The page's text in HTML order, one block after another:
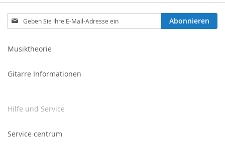
Melden
Sie
für
an:
Abonnieren
Musiktheorie
Gitarre Informationen
Hilfe und Service
Service centrum